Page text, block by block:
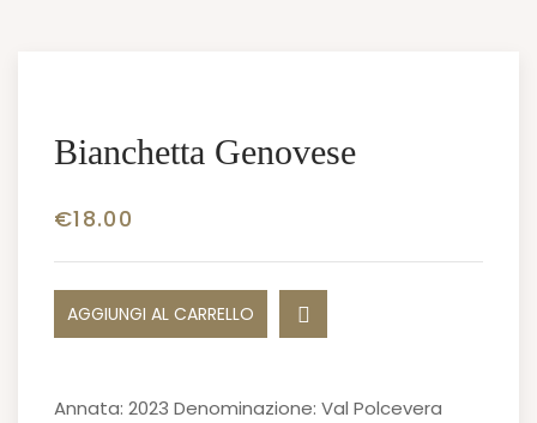
Bianchetta Genovese
€18.00
AGGIUNGI AL CARRELLO
Annata: 2023 Denominazione: Val Polcevera